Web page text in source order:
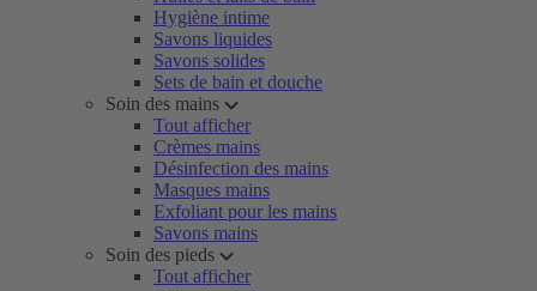
Hygiène intime
Savons liquides
Savons solides
Sets de bain et douche
Soin des mains
Tout afficher
Crèmes mains
Désinfection des mains
Masques mains
Exfoliant pour les mains
Savons mains
Soin des pieds
Tout afficher